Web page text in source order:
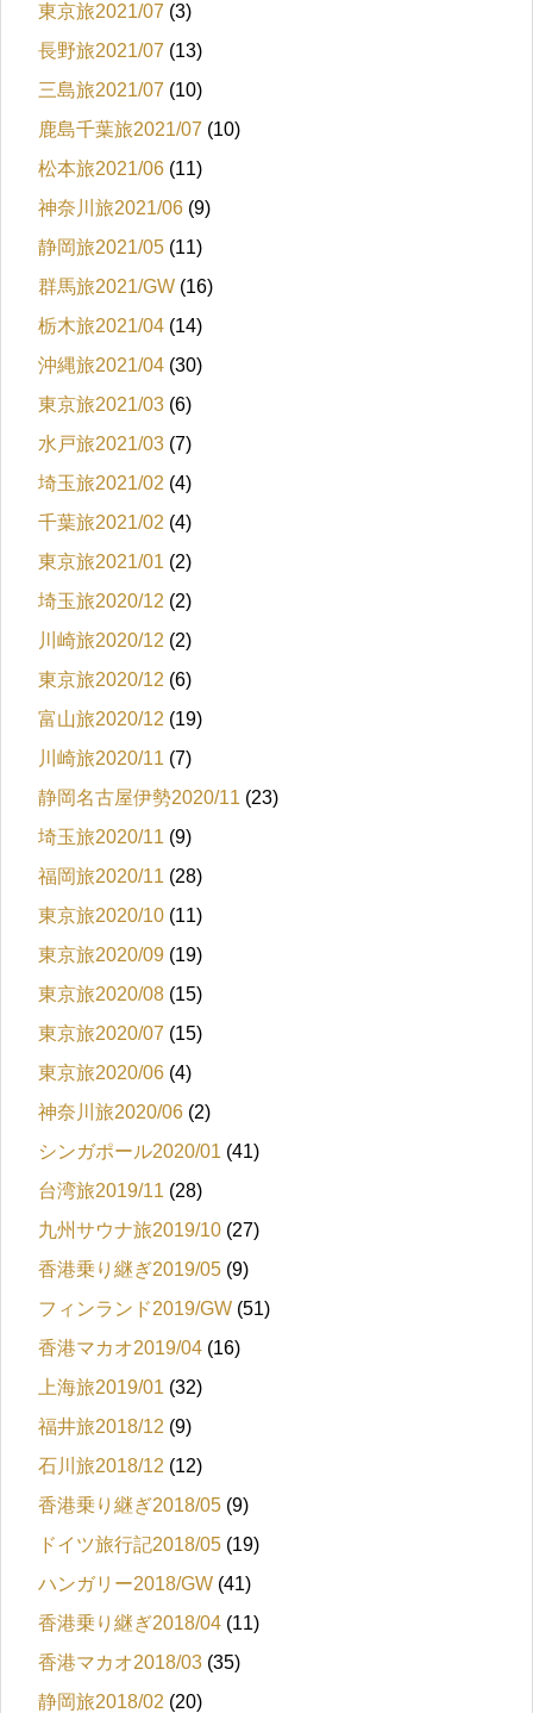
東京旅2021/07 (3)
長野旅2021/07 (13)
三島旅2021/07 (10)
鹿島千葉旅2021/07 (10)
松本旅2021/06 (11)
神奈川旅2021/06 (9)
静岡旅2021/05 (11)
群馬旅2021/GW (16)
栃木旅2021/04 (14)
沖縄旅2021/04 (30)
東京旅2021/03 (6)
水戸旅2021/03 (7)
埼玉旅2021/02 (4)
千葉旅2021/02 (4)
東京旅2021/01 (2)
埼玉旅2020/12 (2)
川崎旅2020/12 (2)
東京旅2020/12 (6)
富山旅2020/12 (19)
川崎旅2020/11 (7)
静岡名古屋伊勢2020/11 (23)
埼玉旅2020/11 (9)
福岡旅2020/11 (28)
東京旅2020/10 (11)
東京旅2020/09 (19)
東京旅2020/08 (15)
東京旅2020/07 (15)
東京旅2020/06 (4)
神奈川旅2020/06 (2)
シンガポール2020/01 (41)
台湾旅2019/11 (28)
九州サウナ旅2019/10 (27)
香港乗り継ぎ2019/05 (9)
フィンランド2019/GW (51)
香港マカオ2019/04 (16)
上海旅2019/01 (32)
福井旅2018/12 (9)
石川旅2018/12 (12)
香港乗り継ぎ2018/05 (9)
ドイツ旅行記2018/05 (19)
ハンガリー2018/GW (41)
香港乗り継ぎ2018/04 (11)
香港マカオ2018/03 (35)
静岡旅2018/02 (20)